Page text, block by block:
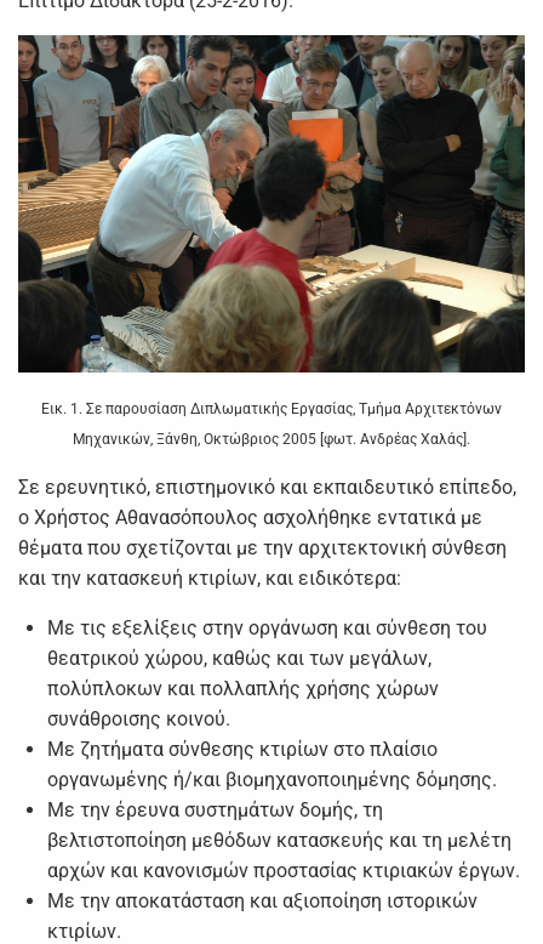
Εικ. 1. Σε παρουσίαση Διπλωματικής Εργασίας, Τμήμα Αρχιτεκτόνων
Μηχανικών, Ξάνθη, Οκτώβριος 2005 [φωτ. Ανδρέας Χαλάς].
Σε ερευνητικό, επιστημονικό και εκπαιδευτικό επίπεδο,
ο Χρήστος Αθανασόπουλος ασχολήθηκε εντατικά με
θέματα που σχετίζονται με την αρχιτεκτονική σύνθεση
και την κατασκευή κτιρίων, και ειδικότερα:
Με τις εξελίξεις στην οργάνωση και σύνθεση του
θεατρικού χώρου, καθώς και των μεγάλων,
πολύπλοκων και πολλαπλής χρήσης χώρων
συνάθροισης κοινού.
Με ζητήματα σύνθεσης κτιρίων στο πλαίσιο
οργανωμένης ή/και βιομηχανοποιημένης δόμησης.
Με την έρευνα συστημάτων δομής, τη
βελτιστοποίηση μεθόδων κατασκευής και τη μελέτη
αρχών και κανονισμών προστασίας κτιριακών έργων.
Με την αποκατάσταση και αξιοποίηση ιστορικών
κτιρίων.